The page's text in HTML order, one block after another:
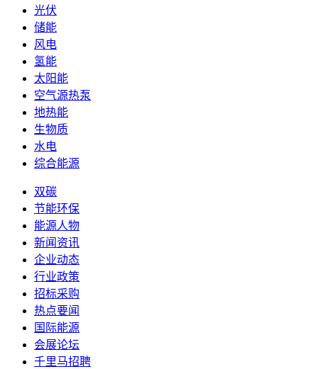
光伏
储能
风电
氢能
太阳能
空气源热泵
地热能
生物质
水电
综合能源
双碳
节能环保
能源人物
新闻资讯
企业动态
行业政策
招标采购
热点要闻
国际能源
会展论坛
千里马招聘